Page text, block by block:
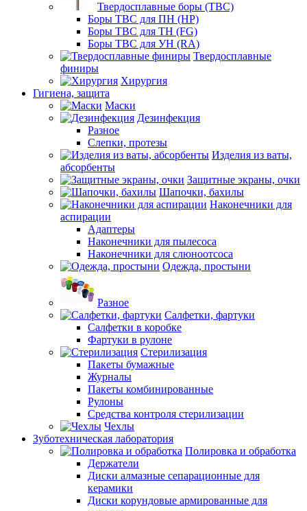
Твердосплавные боры (ТВС)
Боры ТВС для ПН (HP)
Боры ТВС для ТН (FG)
Боры ТВС для УН (RA)
Твердосплавные
финиры
Хирургия
Гигиена, защита
Маски
Дезинфекция
Разное
Слепки, протезы
Изделия из ваты,
абсорбенты
Защитные экраны, очки
Шапочки, бахилы
Наконечники для
аспирации
Адаптеры
Наконечники для пылесоса
Наконечники для слюноотсоса
Одежда, простыни
Разное
Салфетки, фартуки
Салфетки в коробке
Фартуки в рулоне
Стерилизация
Пакеты бумажные
Журналы
Пакеты комбинированные
Рулоны
Средства контроля стерилизации
Чехлы
Зуботехническая лаборатория
Полировка и обработка
Держатели
Диски алмазные сепарационные для
керамики
Диски корундовые армированные для